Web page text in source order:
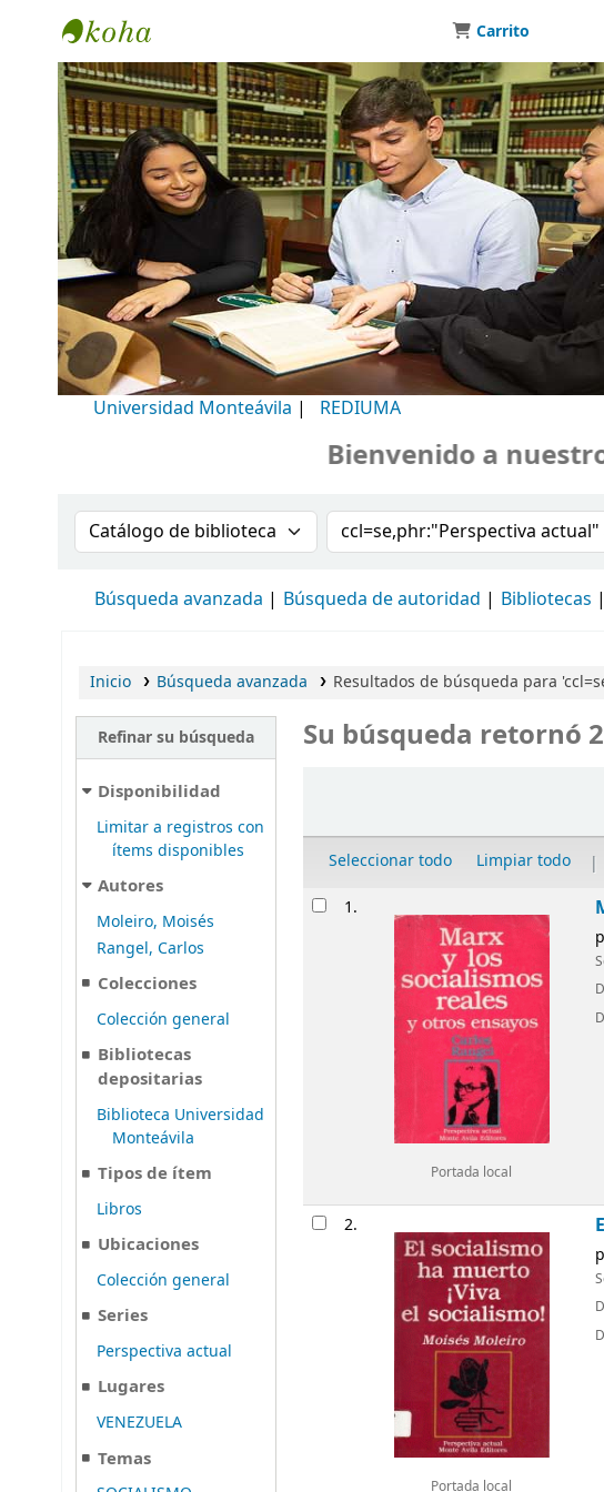
Biblioteca Universidad Monteávila
Carrito
Universidad Monteávila | REDIUMA
Bienvenido a nuestro
Buscar en el catálogo por:Buscar en el catálogo
Búsqueda avanzada Búsqueda de autoridad Bibliotecas
Inicio Búsqueda avanzada Resultados de búsqueda para
Refinar su búsqueda
Disponibilidad
Limitar a registros con
ítems disponibles
Autores
Moleiro, Moisés
Rangel, Carlos
Colecciones
Colección general
Bibliotecas
depositarias
Biblioteca Universidad
Monteávila
Tipos de ítem
Libros
Ubicaciones
Colección general
Series
Perspectiva actual
Lugares
VENEZUELA
Temas
Su búsqueda retornó
Seleccionar todo Limpiar todo
Resultados
1.
Portada local
2.
Portada local